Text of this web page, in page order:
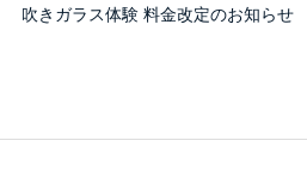
吹きガラス体験 料金改定のお知らせ